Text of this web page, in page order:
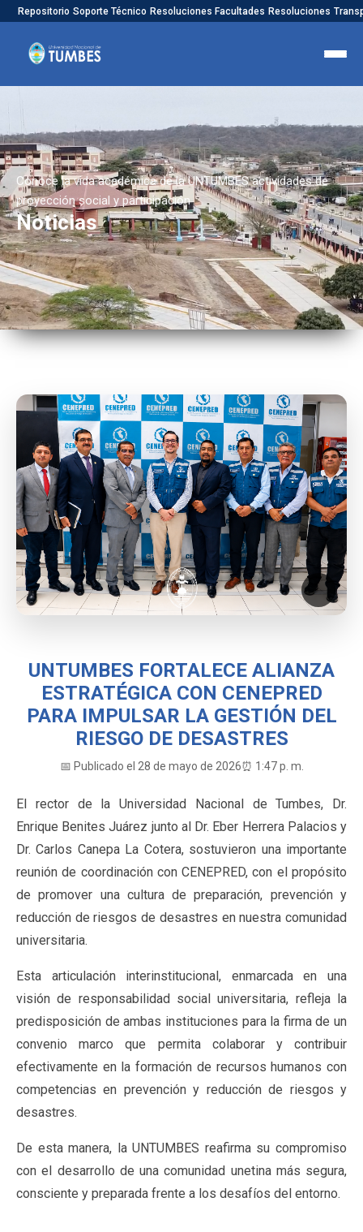
Repositorio Soporte Técnico Resoluciones Facultades Resoluciones
Conoce la vida académica de la UNTUMBES actividades de
proyección social y participación
Noticias
UNTUMBES FORTALECE ALIANZA
ESTRATÉGICA CON CENEPRED
PARA IMPULSAR LA GESTIÓN DEL
RIESGO DE DESASTRES
📅 Publicado el 28 de mayo de 2026⏰ 1:47 p. m.
El rector de la Universidad Nacional de Tumbes, Dr.
Enrique Benites Juárez junto al Dr. Eber Herrera Palacios y
Dr. Carlos Canepa La Cotera, sostuvieron una importante
reunión de coordinación con CENEPRED, con el propósito
de promover una cultura de preparación, prevención y
reducción de riesgos de desastres en nuestra comunidad
universitaria.
Esta articulación interinstitucional, enmarcada en una
visión de responsabilidad social universitaria, refleja la
predisposición de ambas instituciones para la firma de un
convenio marco que permita colaborar y contribuir
efectivamente en la formación de recursos humanos con
competencias en prevención y reducción de riesgos y
desastres.
De esta manera, la UNTUMBES reafirma su compromiso
con el desarrollo de una comunidad unetina más segura,
consciente y preparada frente a los desafíos del entorno.